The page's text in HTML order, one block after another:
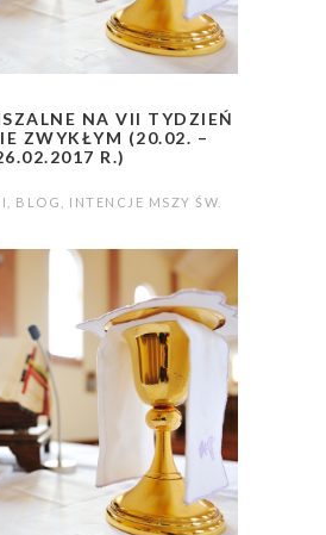
NA VII TYDZIEŃ
ZWYKŁYM (20.02. –
R.)
BLOG INTENCJE MSZY ŚW.